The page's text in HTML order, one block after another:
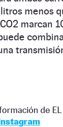
menos
marcan
de